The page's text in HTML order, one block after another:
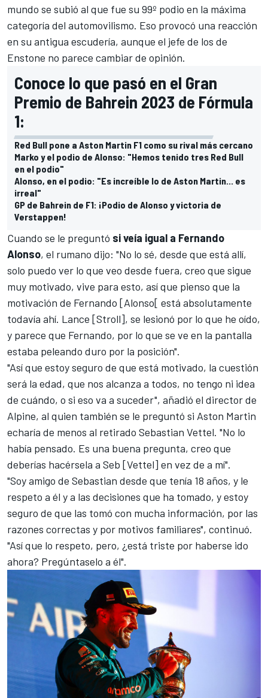
mundo se subió al que fue su 99º podio en la máxima
categoría del automovilismo. Eso provocó una reacción
en su antigua escudería, aunque el jefe de los de
Enstone no parece cambiar de opinión.
Conoce lo que pasó en el Gran
Premio de Bahrein 2023 de Fórmula
1:
Red Bull pone a Aston Martin F1 como su rival más cercano
Marko y el podio de Alonso: "Hemos tenido tres Red Bull
en el podio"
Alonso, en el podio: "Es increíble lo de Aston Martin... es
irreal"
GP de Bahrein de F1: ¡Podio de Alonso y victoria de
Verstappen!
Cuando se le preguntó si veía igual a Fernando
Alonso, el rumano dijo: "No lo sé, desde que está allí,
solo puedo ver lo que veo desde fuera, creo que sigue
muy motivado, vive para esto, así que pienso que la
motivación de Fernando [Alonso[ está absolutamente
todavía ahí. Lance [Stroll], se lesionó por lo que he oído,
y parece que Fernando, por lo que se ve en la pantalla
estaba peleando duro por la posición".
"Así que estoy seguro de que está motivado, la cuestión
será la edad, que nos alcanza a todos, no tengo ni idea
de cuándo, o si eso va a suceder", añadió el director de
Alpine, al quien también se le preguntó si Aston Martin
echaría de menos al retirado Sebastian Vettel. "No lo
había pensado. Es una buena pregunta, creo que
deberías hacérsela a Seb [Vettel] en vez de a mí".
"Soy amigo de Sebastian desde que tenía 18 años, y le
respeto a él y a las decisiones que ha tomado, y estoy
seguro de que las tomó con mucha información, por las
razones correctas y por motivos familiares", continuó.
"Así que lo respeto, pero, ¿está triste por haberse ido
ahora? Pregúntaselo a él".